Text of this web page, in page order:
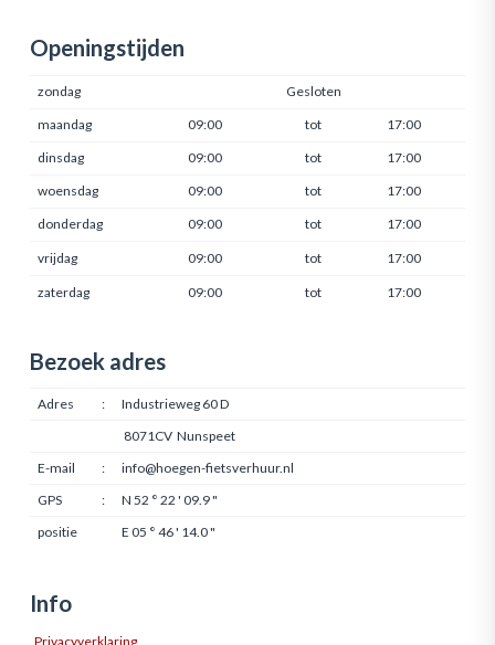
Openingstijden
zondag
Gesloten
maandag
09:00 tot
17:00
dinsdag
09:00 tot
17:00
woensdag
09:00 tot
17:00
donderdag
09:00 tot 17:00
vrijdag 09:00 tot 17:00
zaterdag 09:00 tot 17:00
Bezoek adres
Adres :
Industrieweg 60 D
8071CV Nunspeet
E-mail
:
info@hoegen-fietsverhuur.nl
GPS
:
N 52 ° 22 ' 09.9 "
positie
E 05 ° 46 ' 14.0 "
Info
Privacyverklaring